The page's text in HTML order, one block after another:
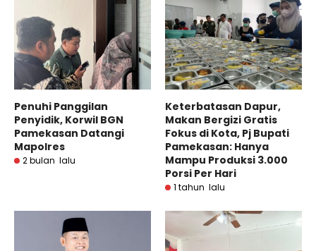
Penuhi Panggilan
Penyidik, Korwil BGN
Pamekasan Datangi
Mapolres
2 bulan lalu
Keterbatasan Dapur,
Makan Bergizi Gratis
Fokus di Kota, Pj Bupati
Pamekasan: Hanya
Mampu Produksi 3.000
Porsi Per Hari
1 tahun lalu